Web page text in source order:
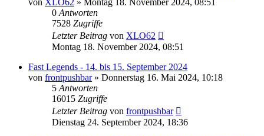
0 Antworten
7528 Zugriffe
Letzter Beitrag von XLO62
Montag 18. November 2024, 08:51
Fast Legends - 14. bis 15. September 2024
von frontpushbar» Donnerstag 16. Mai 2024, 10:18
5 Antworten
16015 Zugriffe
Letzter Beitrag von frontpushbar
Dienstag 24. September 2024, 18:36